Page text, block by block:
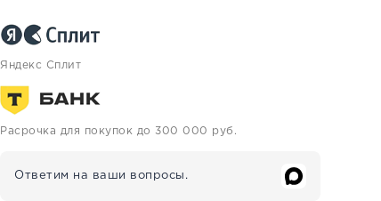
Яндекс Сплит
Расрочка для покупок до 300 000 руб.
Ответим на ваши вопросы.